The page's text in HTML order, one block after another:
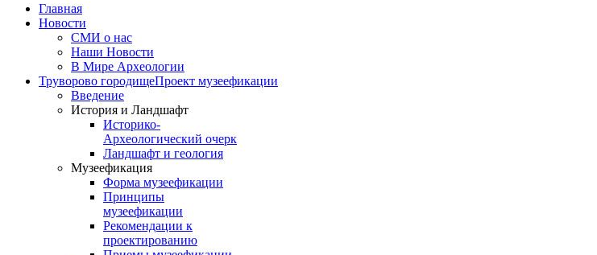
Главная
Новости
СМИ о нас
Наши Новости
В Мире Археологии
Труворово городищеПроект музеефикации
Введение
История и Ландшафт
Историко-
Археологический очерк
Ландшафт и геология
Музеефикация
Форма музеефикации
Принципы
музеефикации
Рекомендации к
проектированию